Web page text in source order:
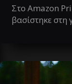
Στο Amazon
βασίστηκε στη